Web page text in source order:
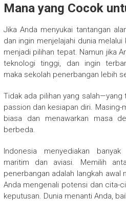
Mana yang Cocok
Jika Anda menyukai tantangan
dan ingin menjelajahi dunia
menjadi pilihan tepat. Namun jika
teknologi tinggi, dan ingin
maka sekolah penerbangan lebih
Tidak ada pilihan yang
passion dan kesiapan diri. Masing-
biasa dan menawarkan masa
berbeda.
Indonesia menyediakan
maritim dan aviasi. Memilih
penerbangan adalah langkah awal
Anda mengenali potensi dan cita-
keputusan. Dunia menanti Anda,